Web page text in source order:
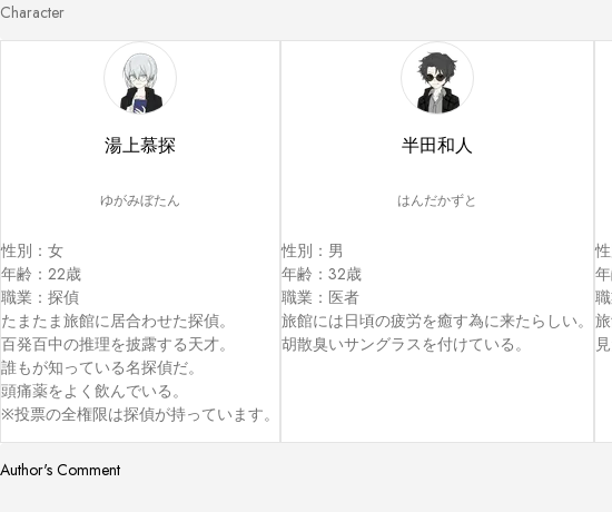
Character
湯上慕探
ゆがみぼたん
性別：女
年齢：22歳
職業：探偵
たまたま旅館に居合わせた探偵。
百発百中の推理を披露する天才。
誰もが知っている名探偵だ。
頭痛薬をよく飲んでいる。
※投票の全権限は探偵が持っています。
半田和人
はんだかずと
性別：男
年齢：32歳
職業：医者
旅館には日頃の疲労を癒す為に来たらしい。
胡散臭いサングラスを付けている。
Author's Comment